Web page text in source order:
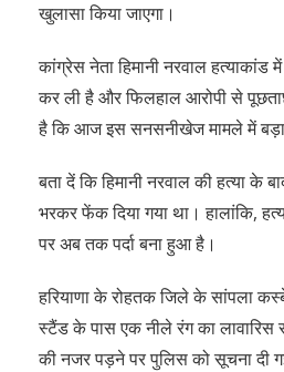
खुलासा किया जाएगा।
कांग्रेस नेता हिमानी नरवाल हत्याकांड
कर ली है और फिलहाल आरोपी से
है कि आज इस सनसनीखेज मामले में बड़ा
बता दें कि हिमानी नरवाल की हत्या
भरकर फेंक दिया गया था। हालांकि,
पर अब तक पर्दा बना हुआ है।
हरियाणा के रोहतक जिले के सांपला
स्टैंड के पास एक नीले रंग का लावारिस
की नजर पड़ने पर पुलिस को सूचना दी